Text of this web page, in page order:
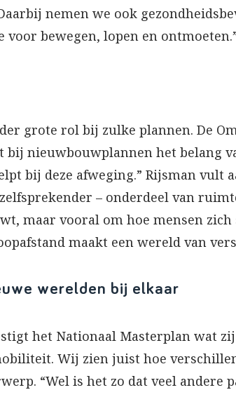
nemen we ook
bewegen, lopen en
grote rol bij zulke plannen. De
bij nieuwbouwplannen het belang
bij deze afweging.” Rijsman vult
– onderdeel van
maar vooral om hoe mensen
maakt een wereld van
werelden bij elkaar
het Nationaal Masterplan wat
Wij zien juist hoe
“Wel is het zo dat veel